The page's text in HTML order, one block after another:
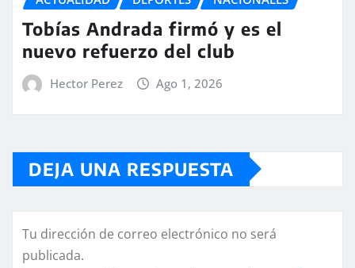
Tobías Andrada firmó y es el
nuevo refuerzo del club
Hector Perez Ago 1, 2026
DEJA UNA RESPUESTA
Tu dirección de correo electrónico no será
publicada.